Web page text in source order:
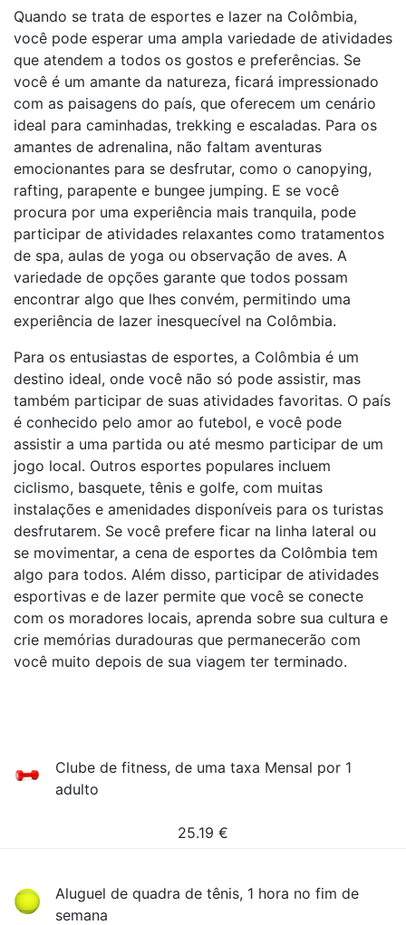
Quando se trata de esportes e lazer na Colômbia,
você pode esperar uma ampla variedade de atividades
que atendem a todos os gostos e preferências. Se
você é um amante da natureza, ficará impressionado
com as paisagens do país, que oferecem um cenário
ideal para caminhadas, trekking e escaladas. Para os
amantes de adrenalina, não faltam aventuras
emocionantes para se desfrutar, como o canopying,
rafting, parapente e bungee jumping. E se você
procura por uma experiência mais tranquila, pode
participar de atividades relaxantes como tratamentos
de spa, aulas de yoga ou observação de aves. A
variedade de opções garante que todos possam
encontrar algo que lhes convém, permitindo uma
experiência de lazer inesquecível na Colômbia.
Para os entusiastas de esportes, a Colômbia é um
destino ideal, onde você não só pode assistir, mas
também participar de suas atividades favoritas. O país
é conhecido pelo amor ao futebol, e você pode
assistir a uma partida ou até mesmo participar de um
jogo local. Outros esportes populares incluem
ciclismo, basquete, tênis e golfe, com muitas
instalações e amenidades disponíveis para os turistas
desfrutarem. Se você prefere ficar na linha lateral ou
se movimentar, a cena de esportes da Colômbia tem
algo para todos. Além disso, participar de atividades
esportivas e de lazer permite que você se conecte
com os moradores locais, aprenda sobre sua cultura e
crie memórias duradouras que permanecerão com
você muito depois de sua viagem ter terminado.
Clube de fitness, de uma taxa Mensal por 1
adulto
25.19 €
Aluguel de quadra de tênis, 1 hora no fim de
semana